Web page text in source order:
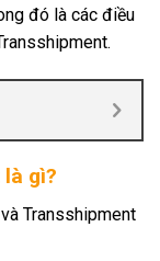
đó là các điều
gì?
Transshipment